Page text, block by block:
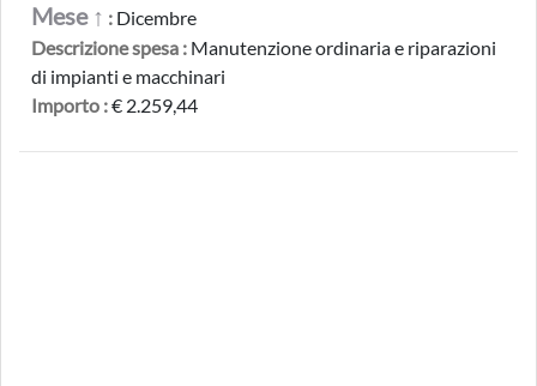
Mese ↑ : Dicembre
Descrizione spesa : Manutenzione ordinaria e riparazioni
di impianti e macchinari
Importo :€ 2.259,44